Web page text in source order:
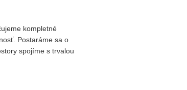
kompletné
Postaráme sa o
spojíme s trvalou